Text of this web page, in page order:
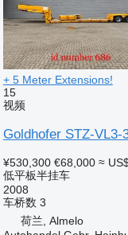
+ 5 Meter Extensions!
15
视频
Goldhofer STZ-
¥530,300 €68,000 ≈
低平板半挂车
2008
车桥数 3
荷兰, Almelo